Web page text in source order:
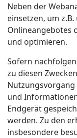
Neben der
einsetzen, um
Onlineangebotes
und optimieren.
Sofern
zu diesen
und
Endgerät
werden. Zu den
insbesondere